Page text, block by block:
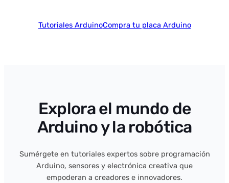
Tutoriales ArduinoCompra tu placa Arduino
Explora el mundo de
Arduino y la robótica
Sumérgete en tutoriales expertos sobre programación
Arduino, sensores y electrónica creativa que
empoderan a creadores e innovadores.